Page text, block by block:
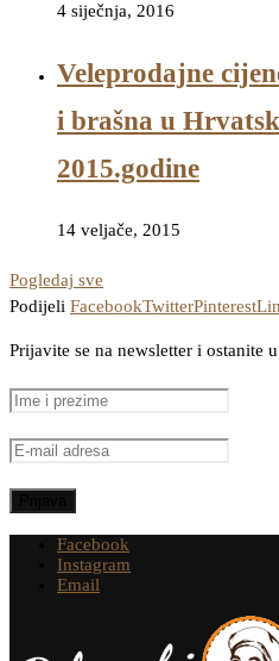
4 siječnja, 2016
Veleprodajne
i brašna u
2015.godine
14 veljače, 2015
Pogledaj sve
Podijeli FacebookTwitterPinterest
Prijavite se na newsletter i ostanite
Facebook
Instagram
Email